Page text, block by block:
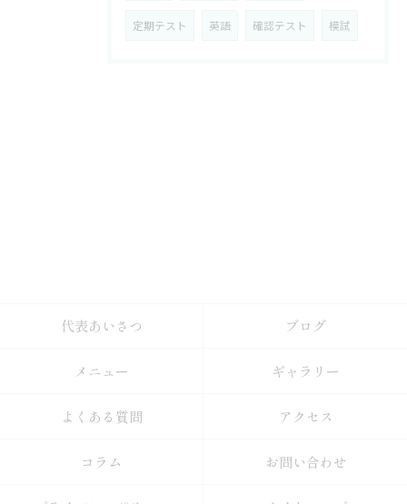
定期テスト 英語 確認テスト 模試
代表あいさつ ブログ
メニュー ギャラリー
よくある質問 アクセス
コラム お問い合わせ